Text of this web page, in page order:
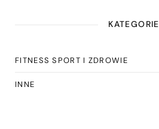
KATEGORIE
FITNESS SPORT I ZDROWIE
INNE